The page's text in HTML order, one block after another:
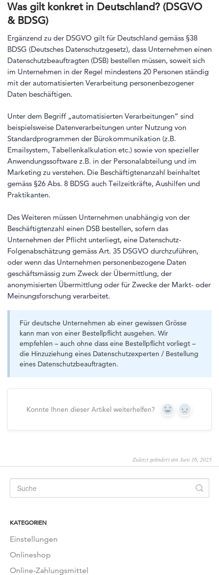
Was gilt konkret in Deutschland? (DSGVO
& BDSG)
Ergänzend zu der DSGVO gilt für Deutschland gemäss §38
BDSG (Deutsches Datenschutzgesetz), dass Unternehmen einen
Datenschutzbeauftragten (DSB) bestellen müssen, soweit sich
im Unternehmen in der Regel mindestens 20 Personen ständig
mit der automatisierten Verarbeitung personenbezogener
Daten beschäftigen.
Unter dem Begriff „automatisierten Verarbeitungen“ sind
beispielsweise Datenverarbeitungen unter Nutzung von
Standardprogrammen der Bürokommunikation (z.B.
Emailsystem, Tabellenkalkulation etc.) sowie von spezieller
Anwendungssoftware z.B. in der Personalabteilung und im
Marketing zu verstehen. Die Beschäftigtenanzahl beinhaltet
gemäss §26 Abs. 8 BDSG auch Teilzeitkräfte, Aushilfen und
Praktikanten.
Des Weiteren müssen Unternehmen unabhängig von der
Beschäftigtenzahl einen DSB bestellen, sofern das
Unternehmen der Pflicht unterliegt, eine Datenschutz-
Folgenabschätzung gemäss Art. 35 DSGVO durchzuführen,
oder wenn das Unternehmen personenbezogene Daten
geschäftsmässig zum Zweck der Übermittlung, der
anonymisierten Übermittlung oder für Zwecke der Markt- oder
Meinungsforschung verarbeitet.
Für deutsche Unternehmen ab einer gewissen Grösse
kann man von einer Bestellpflicht ausgehen. Wir
empfehlen – auch ohne dass eine Bestellpflicht vorliegt –
die Hinzuziehung eines Datenschutzexperten / Bestellung
eines Datenschutzbeauftragten.
Konnte Ihnen dieser Artikel weiterhelfen? Yes No
Zuletzt geändert am Juni 16, 2025
KATEGORIEN
Einstellungen
Onlineshop
Online-Zahlungsmittel